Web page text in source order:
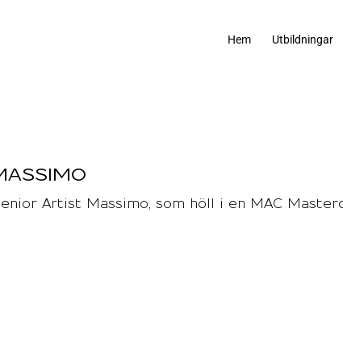
Hem Utbildningar
Artist Massimo, som höll i en MAC